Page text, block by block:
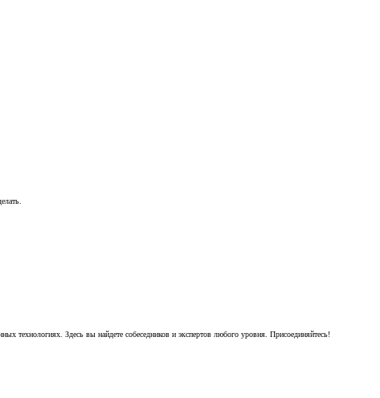
технологиях. Здесь вы найдете собеседников и экспертов любого уровня. Присоединяйтесь!